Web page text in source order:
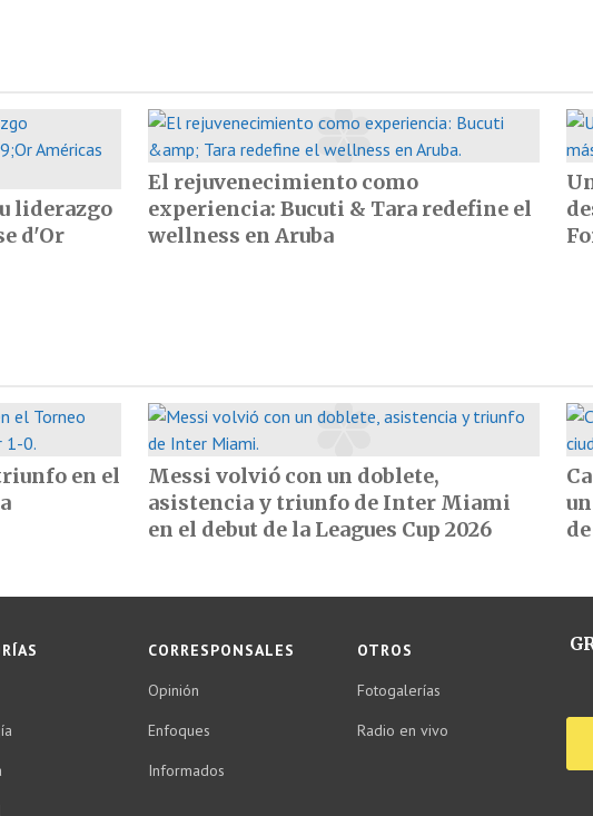
liderazgo
d'Or
El rejuvenecimiento como
experiencia: Bucuti & Tara redefine el
wellness en Aruba
en el
Messi volvió con un doblete,
asistencia y triunfo de Inter Miami
en el debut de la Leagues Cup 2026
CORRESPONSALES
Opinión
Enfoques
Informados
OTROS
Fotogalerías
Radio en vivo